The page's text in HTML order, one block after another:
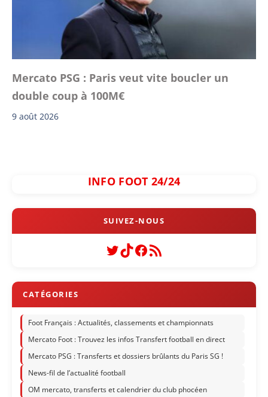
Mercato PSG : Paris veut vite boucler un
double coup à 100M€
9 août 2026
INFO FOOT 24/24
Twitter
TikTok
Facebook
Flux RSS
Foot Français : Actualités, classements et championnats
Mercato Foot : Trouvez les infos Transfert football en direct
Mercato PSG : Transferts et dossiers brûlants du Paris SG !
News-fil de l’actualité football
OM mercato, transferts et calendrier du club phocéen